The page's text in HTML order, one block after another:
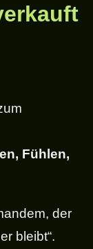
Fühlen,
der
bleibt“.